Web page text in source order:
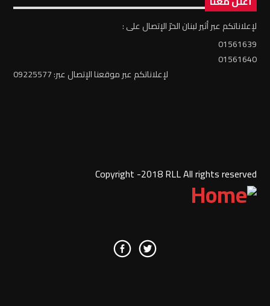
لإعلاناتكم عبر أثير لبنان الحرّ الإتصال على :
01561639
01561640
لإعلاناتكم عبر موقعنا الإتصال عبر: 09225577
Copyright -2018 RLL All rights reserved